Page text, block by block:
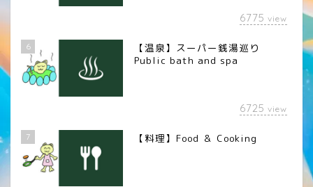
6775 view
6
【温泉】スーパー銭湯巡り
Public bath and spa
6725 view
7 【料理】Food ＆ Cooking